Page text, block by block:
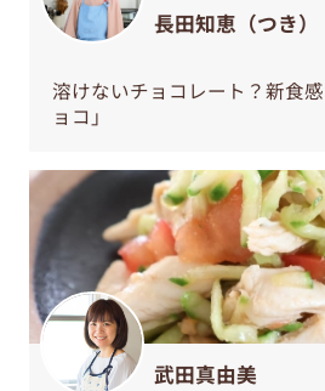
長田知恵（つき）
溶けないチョコレート？新食
ョコ」
武田真由美